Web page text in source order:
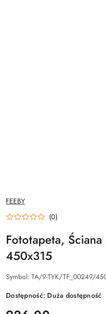
NAZWA
PRODUCENTA:
FEEBY
(0)
Fototapeta,
450x315
Symbol: TA/9-TYK/TF_00249/
Dostępność: Duża dostępność